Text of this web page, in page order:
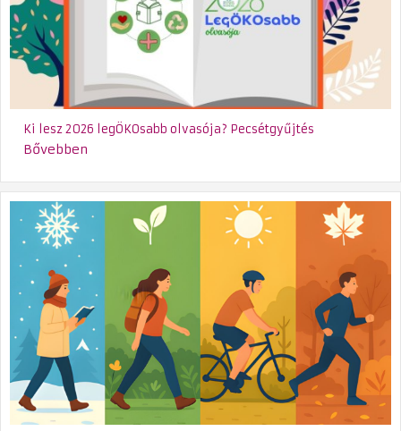
Ki lesz 2026 legÖKOsabb olvasója? Pecsétgyűjtés
Bővebben